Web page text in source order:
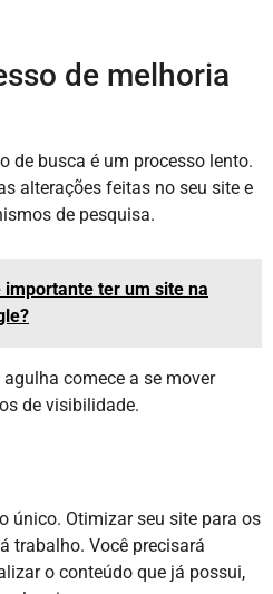
de melhoria
de busca é um processo lento.
alterações feitas no seu site e
de pesquisa.
importante ter um site na
comece a se mover
de visibilidade.
único. Otimizar seu site para os
trabalho. Você precisará
o conteúdo que já possui,